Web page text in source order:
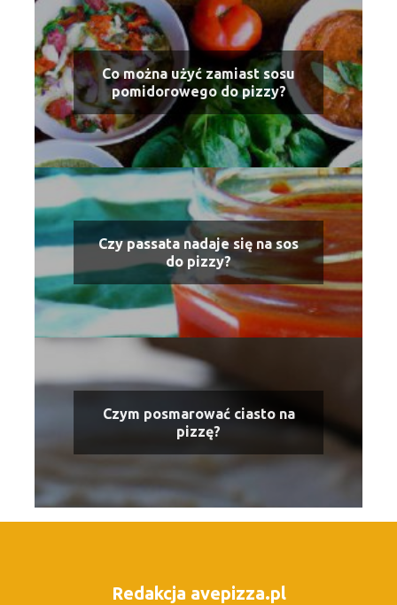
Co można użyć zamiast sosu
pomidorowego do pizzy?
Czy passata nadaje się na sos
do pizzy?
Czym posmarować ciasto na
pizzę?
Redakcja avepizza.pl